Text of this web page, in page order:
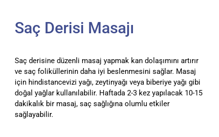
Saç Derisi Masajı
Saç derisine düzenli masaj yapmak kan dolaşımını artırır
ve saç foliküllerinin daha iyi beslenmesini sağlar. Masaj
için hindistancevizi yağı, zeytinyağı veya biberiye yağı gibi
doğal yağlar kullanılabilir. Haftada 2-3 kez yapılacak 10-15
dakikalık bir masaj, saç sağlığına olumlu etkiler
sağlayabilir.